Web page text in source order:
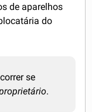
de aparelhos
do
se
.